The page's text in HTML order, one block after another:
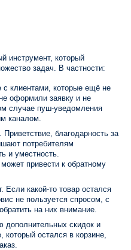
инструмент, который
задач. В частности:
с клиентами, которые ещё не
оформили заявку и не
случае пуш-уведомления
каналом.
благодарность за
потребителям
и уместность.
привести к обратному
Если какой-то товар остался
не пользуется спросом, с
на них внимание.
скидок и
остался в корзине,